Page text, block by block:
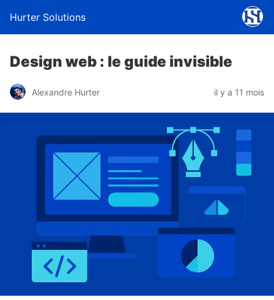
Hurter Solutions
Design web : le guide invisible
Alexandre Hurter il y a 11 mois